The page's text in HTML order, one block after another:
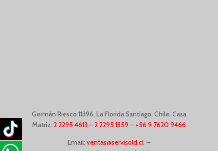
Germán Riesco 11396, La Florida Santiago, Chile. Casa
Matriz: 2 2295 4613–2 2295 1359 – +56 9 7620 9466
Email: ventas@servisold.cl–